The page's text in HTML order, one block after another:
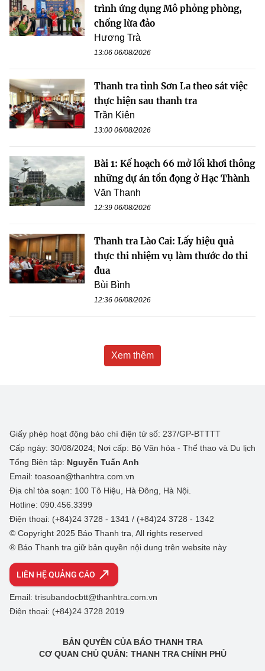
trình ứng dụng Mô phỏng phòng,
chống lừa đảo
Hương Trà
13:06 06/08/2026
Thanh tra tỉnh Sơn La theo sát việc
thực hiện sau thanh tra
Trần Kiên
13:00 06/08/2026
Bài 1: Kế hoạch 66 mở lối khơi thông
những dự án tồn đọng ở Hạc Thành
Văn Thanh
12:39 06/08/2026
Thanh tra Lào Cai: Lấy hiệu quả
thực thi nhiệm vụ làm thước đo thi
đua
Bùi Bình
12:36 06/08/2026
Xem thêm
Giấy phép hoạt động báo chí điện tử số: 237/GP-BTTTT
Cấp ngày: 30/08/2024; Nơi cấp: Bộ Văn hóa - Thể thao và Du lịch
Tổng Biên tập: Nguyễn Tuấn Anh
Email: toasoan@thanhtra.com.vn
Địa chỉ tòa soạn: 100 Tô Hiệu, Hà Đông, Hà Nội.
Hotline: 090.456.3399
Điện thoại: (+84)24 3728 - 1341 / (+84)24 3728 - 1342
© Copyright 2025 Báo Thanh tra, All rights reserved
® Báo Thanh tra giữ bản quyền nội dung trên website này
LIÊN HỆ QUẢNG CÁO
Email: trisubandocbtt@thanhtra.com.vn
Điện thoại: (+84)24 3728 2019
BẢN QUYỀN CỦA BÁO THANH TRA
CƠ QUAN CHỦ QUẢN: THANH TRA CHÍNH PHỦ